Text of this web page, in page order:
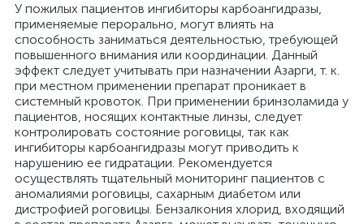
У пожилых пациентов ингибиторы карбоангидразы,
применяемые перорально, могут влиять на
способность заниматься деятельностью, требующей
повышенного внимания или координации. Данный
эффект следует учитывать при назначении Азарги, т. к.
при местном применении препарат проникает в
системный кровоток. При применении бринзоламида у
пациентов, носящих контактные линзы, следует
контролировать состояние роговицы, так как
ингибиторы карбоангидразы могут приводить к
нарушению ее гидратации. Рекомендуется
осуществлять тщательный мониторинг пациентов с
аномалиями роговицы, сахарным диабетом или
дистрофией роговицы. Бензалкония хлорид, входящий